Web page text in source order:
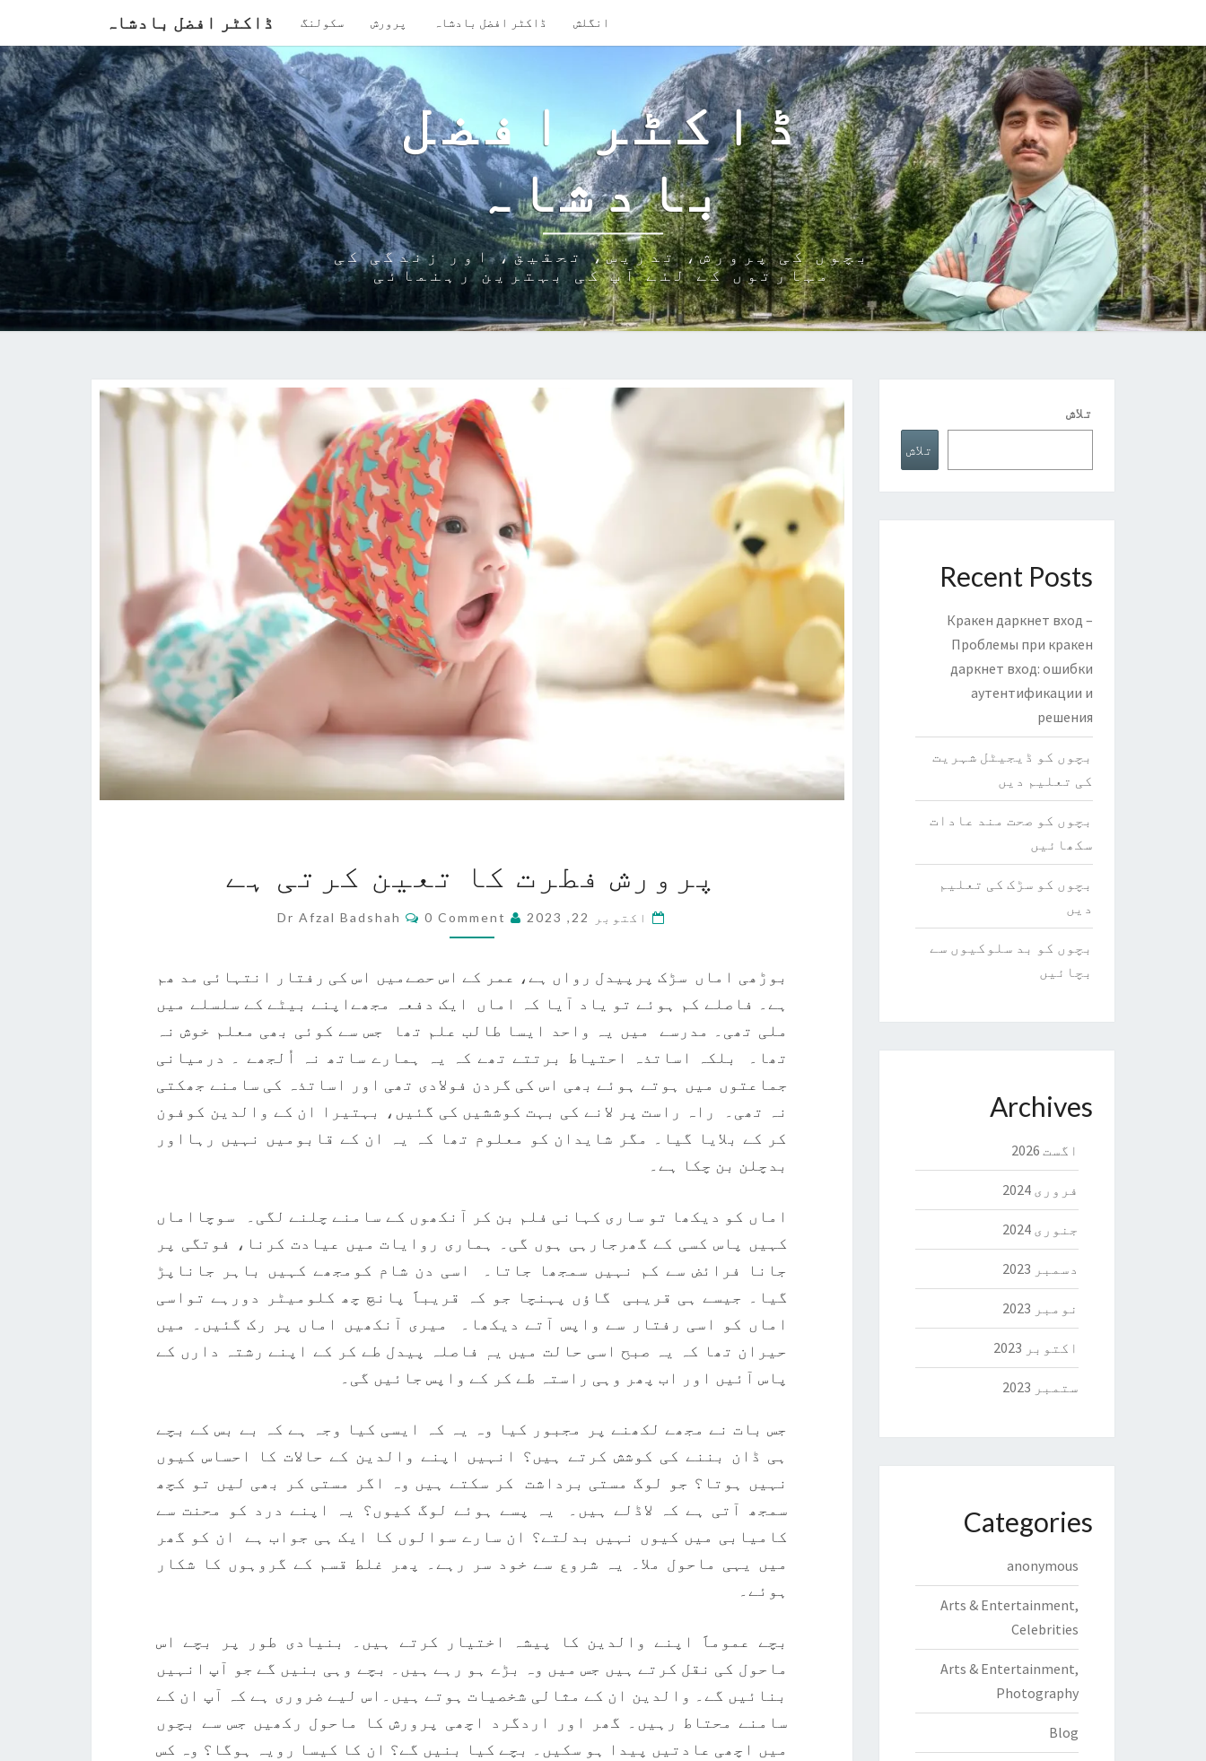
ڈاکٹر افضل بادشاہ انگلش ڈاکٹر افضل بادشاہ پرورش سکولنگ
ڈاکٹر افضل
بادشاہ
بچوں کی پرورش، تدریس، تحقیق، اور زندگی کی
مہارتوں کے لئے آپ کی بہترین رہنمائی
فطرت
ہے
پرورش فطرت کا تعین کرتی ہے
اکتوبر 22, 2023 Dr Afzal Badshah
Comments 0 Comment
بوڑھی اماں سڑک پرپیدل رواں ہے، عمر کے اس حصےمیں اس کی رفتار انتہائی مد ھم
ہے۔ فاصلے کم ہوئے تو یاد آیا کہ اماں ایک دفعہ مجھےاپنے بیٹے کے سلسلے میں
ملی تھی۔ مدرسے میں یہ واحد ایسا طالب علم تھا جس سے کوئی بھی معلم خوش نہ
تھا۔ بلکہ اساتذہ احتیاط برتتے تھے کہ یہ ہمارے ساتھ نہ اُلجھے ۔ درمیانی
جماعتوں میں ہوتے ہوئے بھی اس کی گردن فولادی تھی اور اساتذہ کی سامنے جھکتی
نہ تھی۔ راہ راست پر لانے کی بہت کوششیں کی گئیں، بہتیرا ان کے والدین کوفون
کر کے بلایا گیا۔ مگر شایدان کو معلوم تھا کہ یہ ان کے قابومیں نہیں رہااور
بدچلن بن چکا ہے۔
اماں کو دیکھا تو ساری کہانی فلم بن کر آنکھوں کے سامنے چلنے لگی۔ سوچااماں
کہیں پاس کسی کے گھرجارہی ہوں گی۔ ہماری روایات میں عیادت کرنا، فوتگی پر
جانا فرائض سے کم نہیں سمجھا جاتا۔ اسی دن شام کومجھے کہیں باہر جاناپڑ
گیا۔ جیسے ہی قریبی گاؤں پہنچا جو کہ قریباََ پانچ چھ کلومیٹر دورہے تواسی
اماں کو اسی رفتار سے واپس آتے دیکھا۔ میری آنکھیں اماں پر رک گئیں۔ میں
حیران تھا کہ یہ صبح اسی حالت میں یہٖ فاصلہ پیدل طے کر کے اپنے رشتہ دارں کے
پاس آئیں اور اب پھر وہی راستہ طے کر کے واپس جائیں گی۔
جس بات نے مجھے لکھنے پر مجبور کیا وہ یہ کہ ایسی کیا وجہ ہے کہ بے بس کے بچے
ہی ڈان بننے کی کوشش کرتے ہیں؟ انہیں اپنے والدین کے حالات کا احساس کیوں
نہیں ہوتا؟ جو لوگ مستی برداشت کر سکتے ہیں وہ اگر مستی کر بھی لیں تو کچھ
سمجھ آتی ہے کہ لاڈلے ہیں۔ یہ پسے ہوئے لوگ کیوں؟ یہ اپنے درد کو محنت سے
کامیابی میں کیوں نہیں بدلتے؟ ان سارے سوالوں کا ایک ہی جواب ہے ان کو گھر
میں یہی ماحول ملا۔ یہ شروع سے خود سر رہے۔ پھر غلط قسم کے گروہوں کا شکار
ہوئے۔
بچے عموماََ اپنے والدین کا پیشہ اختیار کرتے ہیں۔ بنیادی طور پر بچے اس
ماحول کی نقل کرتے ہیں جس میں وہ بڑے ہو رہے ہیں۔ بچے وہی بنیں گے جو آپ انہیں
بنائیں گے۔ والدین ان کے مثالی شخصیات ہوتے ہیں۔اس لیے ضروری ہے کہ آپ ان کے
سامنے محتاط رہیں۔ گھر اور اردگرد اچھی پرورش کا ماحول رکھیں جس سے بچوں
میں اچھی عادتیں پیدا ہو سکیں۔ بچے کیا بنیں گے؟ ان کا کیسا رویہ ہوگا؟ وہ کس
تلاش
تلاش
Recent Posts
Кракен даркнет вход –
Проблемы при кракен
даркнет вход: ошибки
аутентификации и
решения
بچوں کو ڈیجیٹل شہریت
کی تعلیم دیں
بچوں کو صحت مند عادات
سکھائیں
بچوں کو سڑک کی تعلیم
دیں
بچوں کو بد سلوکیوں سے
بچائیں
Archives
اگست 2026
فروری 2024
جنوری 2024
دسمبر 2023
نومبر 2023
اکتوبر 2023
ستمبر 2023
Categories
anonymous
Arts & Entertainment,
Celebrities
Arts & Entertainment,
Photography
Blog